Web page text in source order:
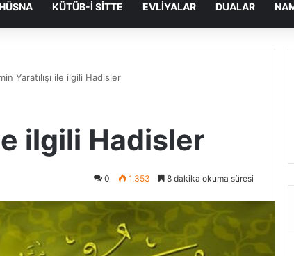
KÜTÜB-I SITTE EVLIYALAR DUALAR
Yaratılışı ile ilgili Hadisler
ilgili Hadisler
0 1.353 8 dakika okuma süresi